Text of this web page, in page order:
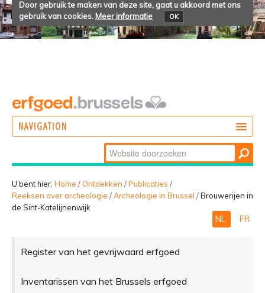
Door gebruik te maken van deze site, gaat u akkoord met ons
gebruik van cookies. Meer informatie OK
NAVIGATION
BELEVEN
Zoek
Geavanceerd
zoeken...
U bent hier: Home / Ontdekken /Publicaties /
Reeksen over archeologie /Archeologie in Brussel /Brouwerijen in
de Sint-Katelijnenwijk
NL FR
Register van het gevrijwaard erfgoed
Inventarissen van het Brussels erfgoed